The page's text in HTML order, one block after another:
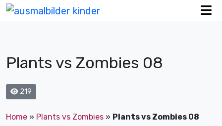
Plants vs Zombies 08
219
Home » Plants vs Zombies » Plants vs Zombies 08